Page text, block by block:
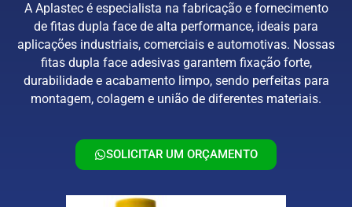
A Aplastec é especialista na fabricação e fornecimento
de fitas dupla face de alta performance, ideais para
aplicações industriais, comerciais e automotivas. Nossas
fitas dupla face adesivas garantem fixação forte,
durabilidade e acabamento limpo, sendo perfeitas para
montagem, colagem e união de diferentes materiais.
SOLICITAR UM ORÇAMENTO